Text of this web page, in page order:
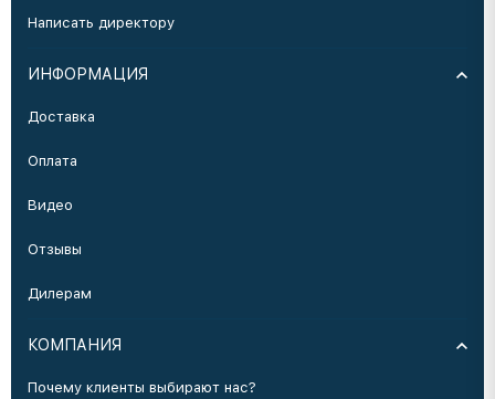
Написать директору
ИНФОРМАЦИЯ
Доставка
Оплата
Видео
Отзывы
Дилерам
КОМПАНИЯ
Почему клиенты выбирают нас?